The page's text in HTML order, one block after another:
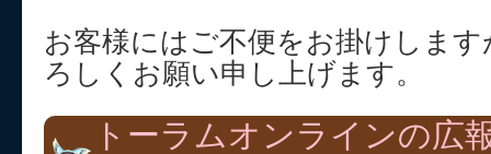
お客様にはご不便をお掛けしま
ろしくお願い申し上げます。
トーラムオンラインの広